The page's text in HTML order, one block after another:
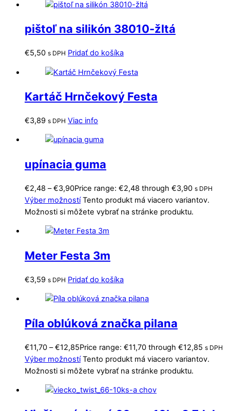
pištoľ na silikón 38010-žltá
€5,50 s DPH Pridať do košíka
Kartáč Hrnčekový Festa
€3,89 s DPH Viac info
upínacia guma
€2,48 – €3,90Price range: €2,48 through €3,90 s DPH
Výber možností Tento produkt má viacero variantov.
Možnosti si môžete vybrať na stránke produktu.
Meter Festa 3m
€3,59 s DPH Pridať do košíka
Píla oblúková značka pilana
€11,70 – €12,85Price range: €11,70 through €12,85 s DPH
Výber možností Tento produkt má viacero variantov.
Možnosti si môžete vybrať na stránke produktu.